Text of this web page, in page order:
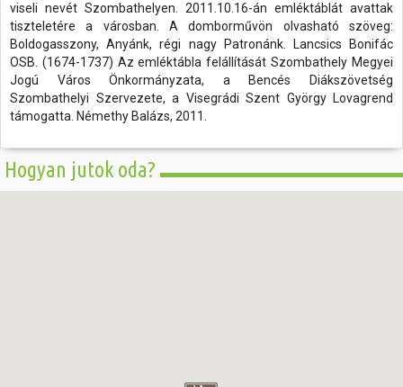
viseli nevét Szombathelyen. 2011.10.16-án emléktáblát avattak
tiszteletére a városban. A domborművön olvasható szöveg:
Boldogasszony, Anyánk, régi nagy Patronánk. Lancsics Bonifác
OSB. (1674-1737) Az emléktábla felállítását Szombathely Megyei
Jogú Város Önkormányzata, a Bencés Diákszövetség
Szombathelyi Szervezete, a Visegrádi Szent György Lovagrend
támogatta. Némethy Balázs, 2011.
Hogyan jutok oda?